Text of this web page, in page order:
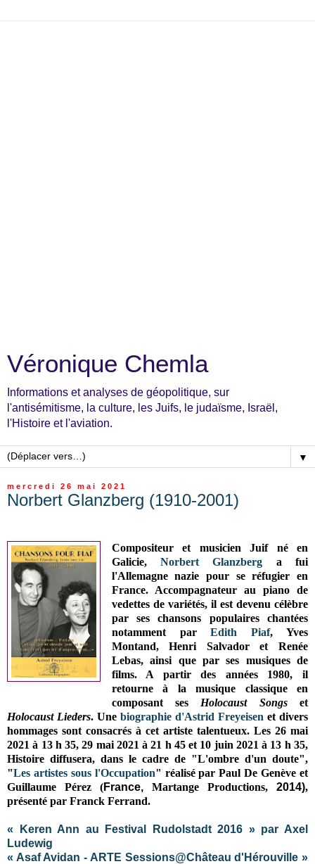
Véronique Chemla
Informations et analyses de géopolitique, sur
l'antisémitisme, la culture, les Juifs, le judaïsme, Israël,
l'Histoire et l'aviation.
▼
mercredi 26 mai 2021
Norbert Glanzberg (1910-2001)
Compositeur et musicien Juif né en
Galicie,Norbert Glanzberg a fui
l'Allemagne nazie pour se réfugier en
France. Accompagnateur au piano de
vedettes de variétés, il est devenu célèbre
par ses chansons populaires chantées
notamment parEdith Piaf, Yves
Montand, Henri Salvador et Renée
Lebas, ainsi que par ses musiques de
films. A partir des années 1980, il
retourne à la musique classique en
composant ses Holocaust Songset
Holocaust Lieders. Une biographie d'Astrid Freyeisen et divers
hommages sont consacrés à cet artiste talentueux. Les 26 mai
2021 à 13 h 35, 29 mai 2021 à 21 h 45 et 10 juin 2021 à 13 h 35,
Histoire diffusera, dans le cadre de "L'ombre d'un doute",
"Les artistes sous l'Occupation" réalisé par Paul De Genève et
Guillaume Pérez (France, Martange Productions, 2014),
présenté par Franck Ferrand.
« Keren Ann au Festival Rudolstadt 2016 » par Axel
Ludewig
« Asaf Avidan - ARTE Sessions@Château d'Hérouville »